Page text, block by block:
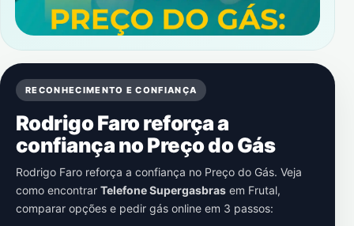
RECONHECIMENTO E CONFIANÇA
Rodrigo Faro reforça a
confiança no Preço do Gás
Rodrigo Faro reforça a confiança no Preço do Gás. Veja
como encontrar Telefone Supergasbras em Frutal,
comparar opções e pedir gás online em 3 passos: